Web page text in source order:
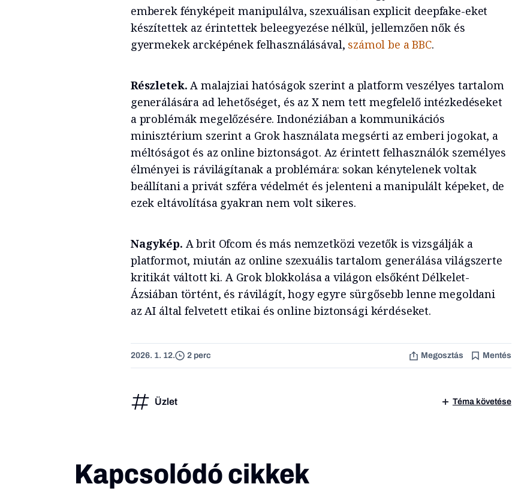
emberek fényképeit manipulálva, szexuálisan explicit deepfake-eket
készítettek az érintettek beleegyezése nélkül, jellemzően nők és
gyermekek arcképének felhasználásával, számol be a BBC.
Részletek. A malajziai hatóságok szerint a platform veszélyes tartalom
generálására ad lehetőséget, és az X nem tett megfelelő intézkedéseket
a problémák megelőzésére. Indonéziában a kommunikációs
minisztérium szerint a Grok használata megsérti az emberi jogokat, a
méltóságot és az online biztonságot. Az érintett felhasználók személyes
élményei is rávilágítanak a problémára: sokan kénytelenek voltak
beállítani a privát szféra védelmét és jelenteni a manipulált képeket, de
ezek eltávolítása gyakran nem volt sikeres.
Nagykép. A brit Ofcom és más nemzetközi vezetők is vizsgálják a
platformot, miután az online szexuális tartalom generálása világszerte
kritikát váltott ki. A Grok blokkolása a világon elsőként Délkelet-
Ázsiában történt, és rávilágít, hogy egyre sürgősebb lenne megoldani
az AI által felvetett etikai és online biztonsági kérdéseket.
2026. 1. 12. 2 perc Megosztás Mentés
Üzlet Téma követése
Kapcsolódó cikkek